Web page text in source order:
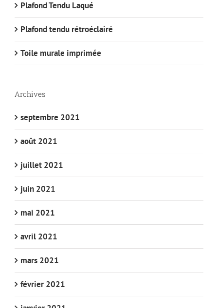
Plafond Tendu Laqué
Plafond tendu rétroéclairé
Toile murale imprimée
Archives
septembre 2021
août 2021
juillet 2021
juin 2021
mai 2021
avril 2021
mars 2021
février 2021